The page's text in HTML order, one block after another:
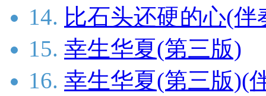
14. 比石头还硬的心(伴
15. 幸生华夏(第三版)
16. 幸生华夏(第三版)(